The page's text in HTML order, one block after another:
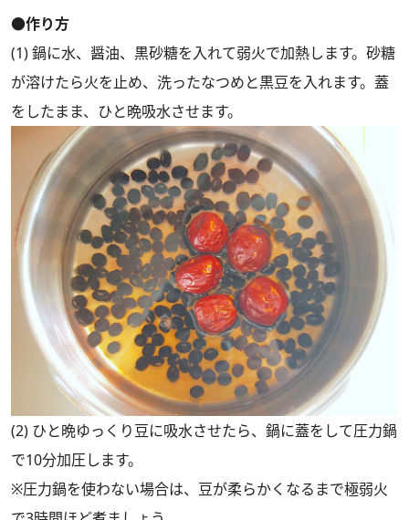
●作り方
(1) 鍋に水、醤油、黒砂糖を入れて弱火で加熱します。砂糖
が溶けたら火を止め、洗ったなつめと黒豆を入れます。蓋
をしたまま、ひと晩吸水させます。
(2) ひと晩ゆっくり豆に吸水させたら、鍋に蓋をして圧力鍋
で10分加圧します。
※圧力鍋を使わない場合は、豆が柔らかくなるまで極弱火